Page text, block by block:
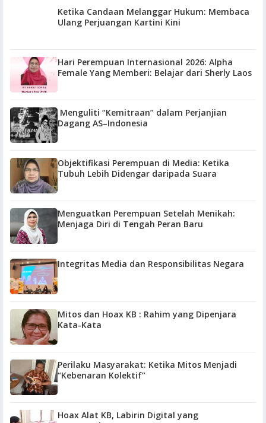
Ketika Candaan Melanggar Hukum: Membaca
Ulang Perjuangan Kartini Kini
Hari Perempuan Internasional 2026: Alpha
Female Yang Memberi: Belajar dari Sherly Laos
Menguliti “Kemitraan” dalam Perjanjian
Dagang AS–Indonesia
Objektifikasi Perempuan di Media: Ketika
Tubuh Lebih Didengar daripada Suara
Menguatkan Perempuan Setelah Menikah:
Menjaga Diri di Tengah Peran Baru
Integritas Media dan Responsibilitas Negara
Mitos dan Hoax KB : Rahim yang Dipenjara
Kata-Kata
Perilaku Masyarakat: Ketika Mitos Menjadi
“Kebenaran Kolektif”
Hoax Alat KB, Labirin Digital yang